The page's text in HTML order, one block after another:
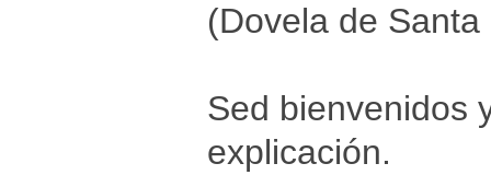
(Dovela de
Sed bienvenidos
explicación.